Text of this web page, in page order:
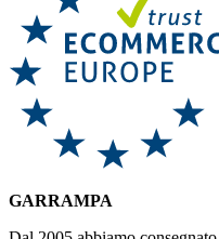
GARRAMPA